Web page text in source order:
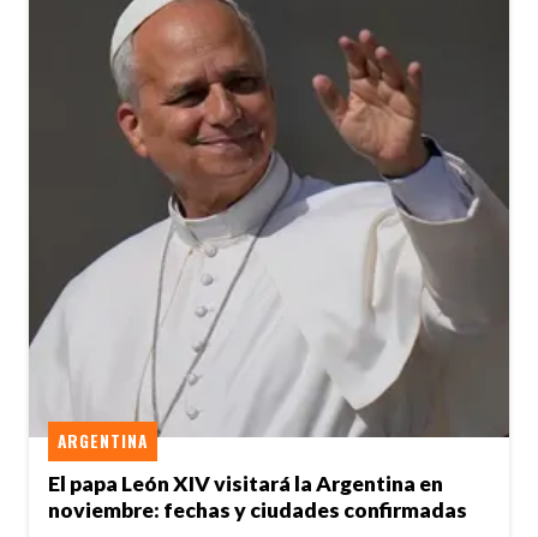
El papa León XIV visitará la Argentina en
noviembre: fechas y ciudades confirmadas
ARGENTINA